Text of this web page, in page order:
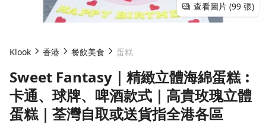
查看圖片 (99 張)
Klook 香港 餐飲美食 蛋糕
Sweet Fantasy｜精緻立體海綿蛋糕︰
卡通、球牌、啤酒款式｜高貴玫瑰立體
蛋糕｜荃灣自取或送貨指全港各區